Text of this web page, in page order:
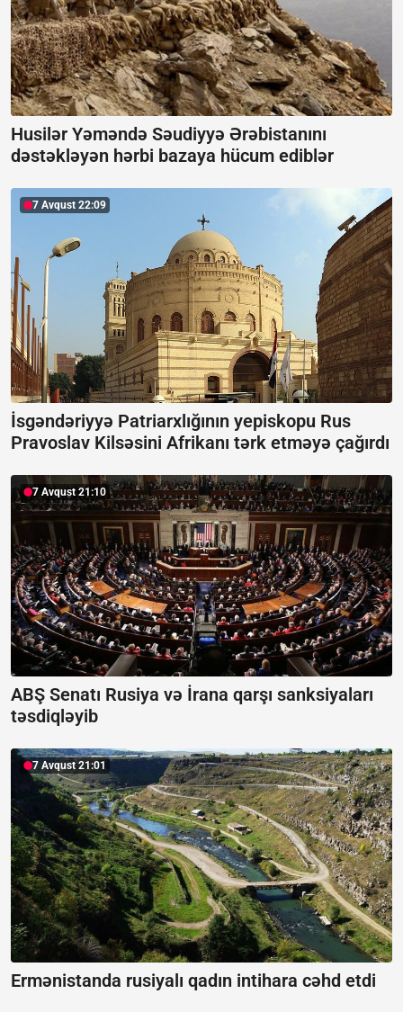
Husilər Yəməndə Səudiyyə Ərəbistanını
dəstəkləyən hərbi bazaya hücum ediblər
7 Avqust 22:09
İsgəndəriyyə Patriarxlığının yepiskopu Rus
Pravoslav Kilsəsini Afrikanı tərk etməyə çağırdı
7 Avqust 21:10
ABŞ Senatı Rusiya və İrana qarşı sanksiyaları
təsdiqləyib
7 Avqust 21:01
Ermənistanda rusiyalı qadın intihara cəhd etdi